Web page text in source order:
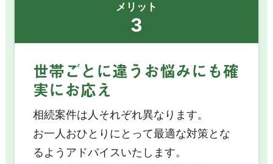
メリット
3
世帯ごとに違うお悩みにも確
実にお応え
相続案件は人それぞれ異なります。
お一人おひとりにとって最適な対策とな
るようアドバイスいたします。